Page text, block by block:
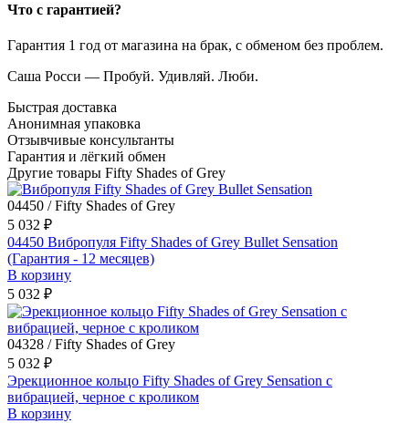
Что с гарантией?
Гарантия 1 год от магазина на брак, с обменом без проблем.
Саша Росси — Пробуй. Удивляй. Люби.
Быстрая доставка
Анонимная упаковка
Отзывчивые консультанты
Гарантия и лёгкий обмен
Другие товары Fifty Shades of Grey
04450 / Fifty Shades of Grey
5 032 ₽
04450 Вибропуля Fifty Shades of Grey Bullet Sensation
(Гарантия - 12 месяцев)
В корзину
5 032 ₽
04328 / Fifty Shades of Grey
5 032 ₽
Эрекционное кольцо Fifty Shades of Grey Sensation с
вибрацией, черное с кроликом
В корзину